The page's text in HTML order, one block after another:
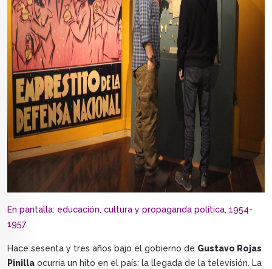
En pantalla: educación, cultura y propaganda política, 1954-
1957
Hace sesenta y tres años bajo el gobierno de Gustavo Rojas
Pinilla ocurría un hito en el país: la llegada de la televisión. La